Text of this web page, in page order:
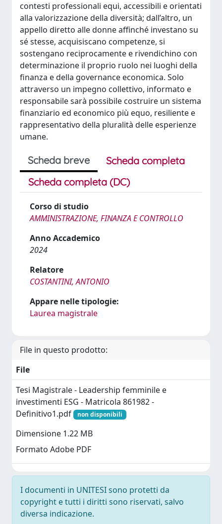
contesti professionali equi, accessibili e orientati
alla valorizzazione della diversità; dall’altro, un
appello diretto alle donne affinché investano su
sé stesse, acquisiscano competenze, si
sostengano reciprocamente e rivendichino con
determinazione il proprio ruolo nei luoghi della
finanza e della governance economica. Solo
attraverso un impegno collettivo, informato e
responsabile sarà possibile costruire un sistema
finanziario ed economico più equo, resiliente e
rappresentativo della pluralità delle esperienze
umane.
Scheda breve
Scheda completa
Scheda completa (DC)
Corso di studio
AMMINISTRAZIONE, FINANZA E CONTROLLO
Anno Accademico
2024
Relatore
COSTANTINI, ANTONIO
Appare nelle tipologie:
Laurea magistrale
File in questo prodotto:
File
Tesi Magistrale - Leadership femminile e
investimenti ESG - Matricola 861982 -
Definitivo1.pdf
non disponibili
Dimensione 1.22 MB
Formato Adobe PDF
I documenti in UNITESI sono protetti da
copyright e tutti i diritti sono riservati, salvo
diversa indicazione.